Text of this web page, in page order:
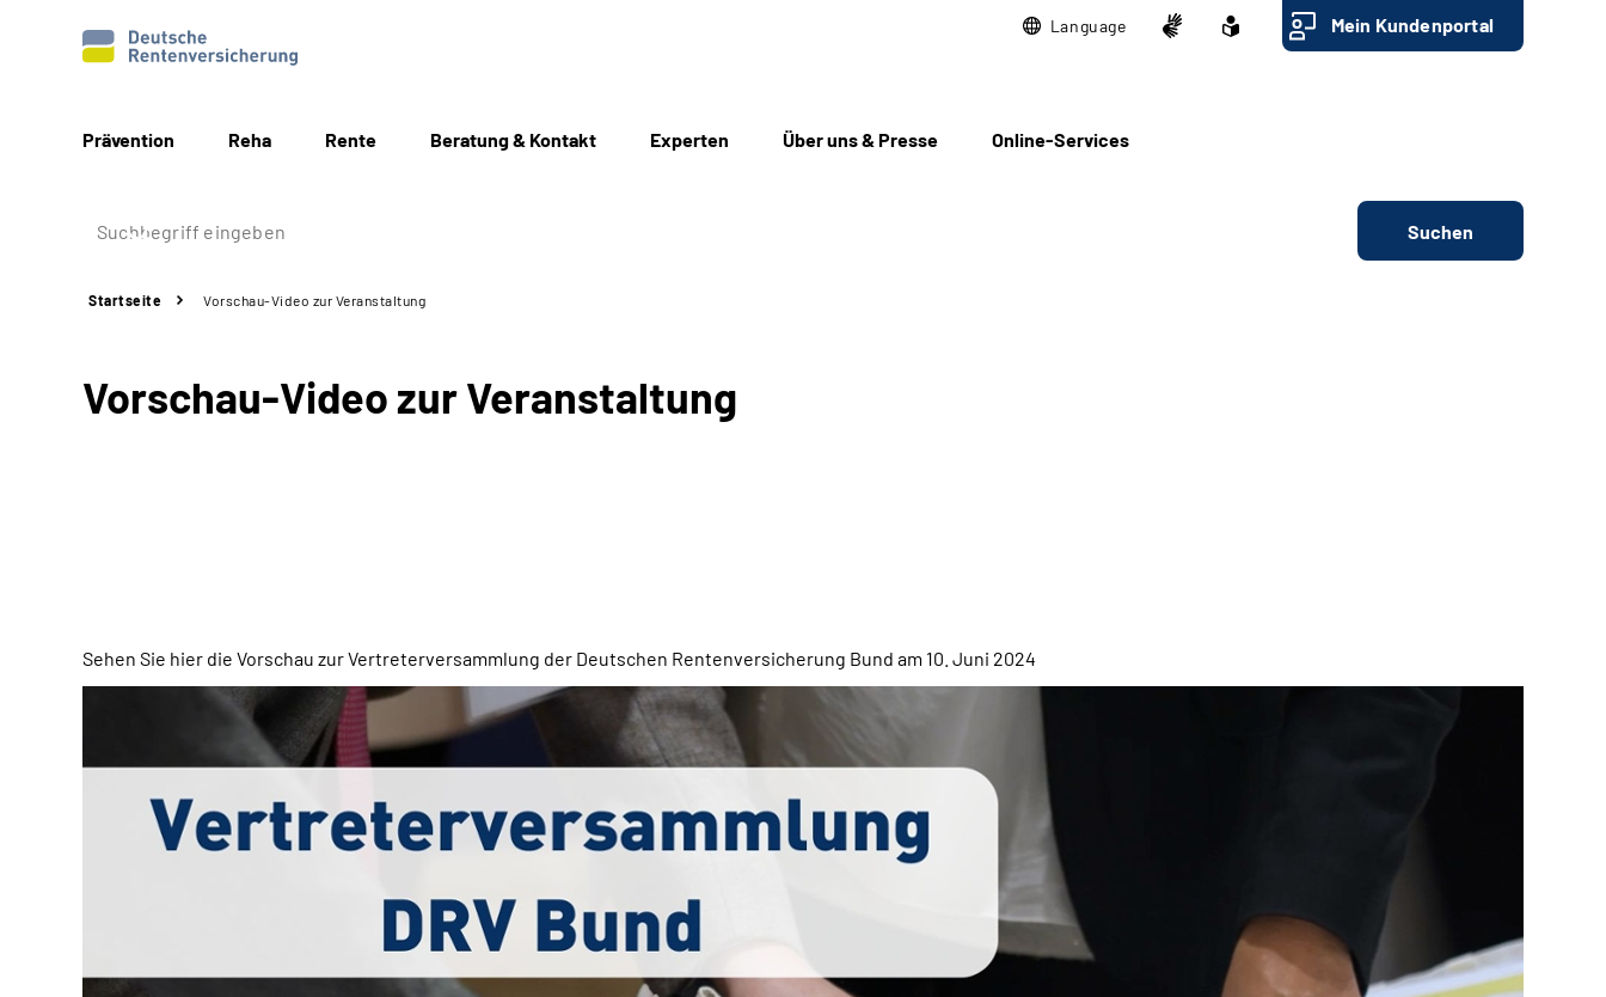
Language Mein Kundenportal
Prävention Reha Rente Beratung & Kontakt Experten Über uns & Presse Online-Services
Suchen
Startseite Vorschau-Video zur Veranstaltung
Vorschau-Video zur Veranstaltung
Sehen Sie hier die Vorschau zur Vertreterversammlung der Deutschen Rentenversicherung Bund am 10. Juni 2024